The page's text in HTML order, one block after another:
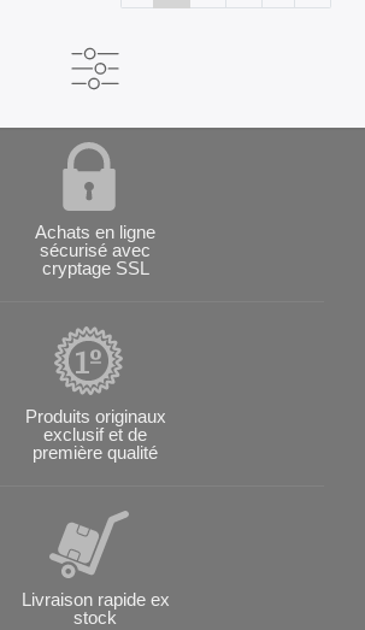
Achats en ligne
sécurisé avec
cryptage SSL
Produits originaux
exclusif et de
première qualité
Livraison rapide ex
stock